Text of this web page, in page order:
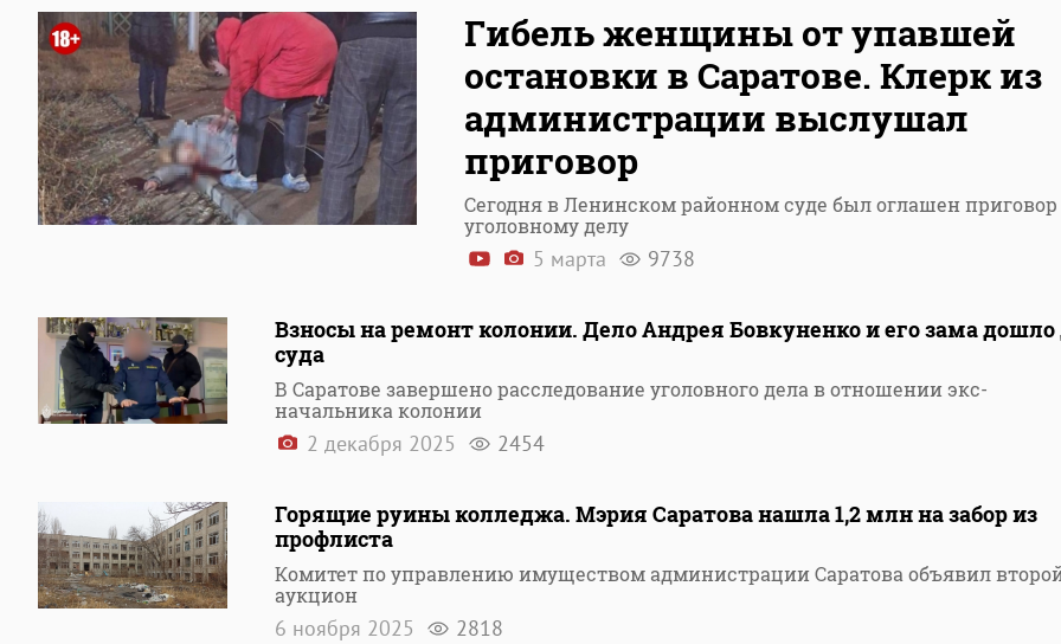
Гибель женщины от упавшей
остановки в Саратове. Клерк из
администрации выслушал
приговор
Сегодня в Ленинском районном суде был оглашен
уголовному делу
5 марта 9738
Взносы на ремонт колонии. Дело Андрея Бовкуненко и его зама дошло
суда
В Саратове завершено расследование уголовного дела в отношении экс-
начальника колонии
2 декабря 2025 2454
Горящие руины колледжа. Мэрия Саратова нашла 1,2 млн на забор из
профлиста
Комитет по управлению имуществом администрации Саратова объявил
аукцион
6 ноября 2025 2818